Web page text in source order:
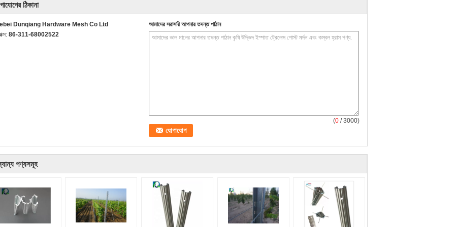
ঠিকানা
Dunqiang Hardware Mesh Co Ltd
86-311-68002522
আমাদের সরাসরি আপনার তদন্ত পাঠান
(0 / 3000)
পণ্যসমূহ